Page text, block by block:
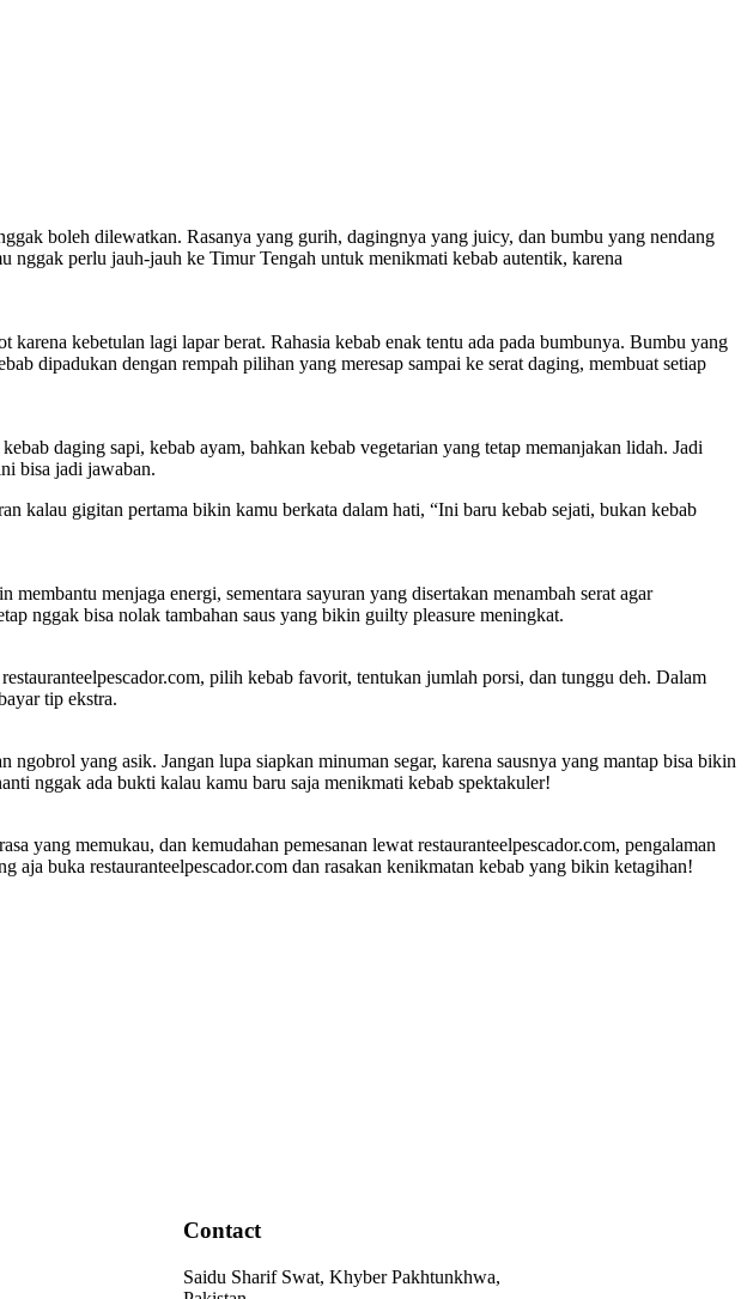
boleh dilewatkan. Rasanya yang gurih, dagingnya yang juicy, dan bumbu yang nendang
perlu jauh-jauh ke Timur Tengah untuk menikmati kebab autentik, karena
kebetulan lagi lapar berat. Rahasia kebab enak tentu ada pada bumbunya. Bumbu yang
dipadukan dengan rempah pilihan yang meresap sampai ke serat daging, membuat setiap
daging sapi, kebab ayam, bahkan kebab vegetarian yang tetap memanjakan lidah. Jadi
bisa jadi jawaban.
kalau gigitan pertama bikin kamu berkata dalam hati, “Ini baru kebab sejati, bukan kebab
menjaga energi, sementara sayuran yang disertakan menambah serat agar
nggak bisa nolak tambahan saus yang bikin guilty pleasure meningkat.
pilih kebab favorit, tentukan jumlah porsi, dan tunggu deh. Dalam
tip ekstra.
yang asik. Jangan lupa siapkan minuman segar, karena sausnya yang mantap bisa bikin
nggak ada bukti kalau kamu baru saja menikmati kebab spektakuler!
yang memukau, dan kemudahan pemesanan lewat restauranteelpescador.com, pengalaman
buka restauranteelpescador.com dan rasakan kenikmatan kebab yang bikin ketagihan!
Contact
Saidu Sharif Swat, Khyber Pakhtunkhwa,